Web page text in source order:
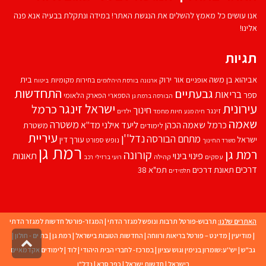
אנו עושים כל מאמץ להשלים את הנגשת האתר! במידה ונתקלת בבעיה אנא פנה
אלינו!
תגיות
אביהוא בן משהאופניים אור ירוק ארנונה בורסת היהלומים בחירות מקומיות ביטוח בית
ספרבריאותגבעתיים הבורסה ברמת גן הספארי הפארק הלאומי התחדשות
עירוניתזינגר חיה מנע חיות מחמד חינוך ילדים ישראל זינגרכרמל
שאמה כרמל שאמה הכהן לימודים ליעד אילנימד''אמשטרה משטרת
ישראל משרד החינוך מתחם הבורסהנדל''ן נופש ספורט עורך דין עיריית
רמת גן עסקים פינוי בינוי קהילה קורונה רועי ברזילי רכב רמת גן תאונות
דרכים תאונת דרכים תלמידים תמ"א 38
האתרים שלנו: תרבוש-פורטל תרבות ונופש למגזר הדתי | המגזר-פורטל חדשות למגזר הדתי
| מודיעין | מדינט – פורטל בריאות ורווחה | החדשות הטובות בישראל | רמת גן |בת ים - חולון |
גב"ש | יש''ע:שומרון בנימין וגוש עציון |במרכז- לחברי הבית היהודי |לוד |לימודים אקדמאיים
בישראל | חדשות ישראל | כפר סבא | נדל"ן